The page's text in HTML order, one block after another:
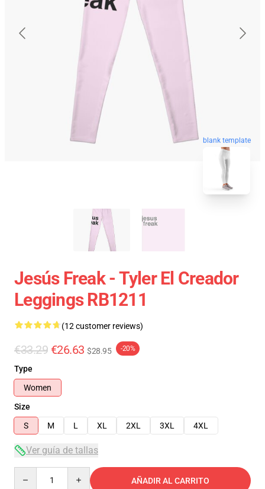
blank template
Jesús Freak - Tyler El Creador
Leggings RB1211
(12 customer reviews)
€33.29 €26.63 $28.95 -20%
Type
Women
Size
S
M L XL 2XL 3XL 4XL
Ver guía de tallas
AÑADIR AL CARRITO